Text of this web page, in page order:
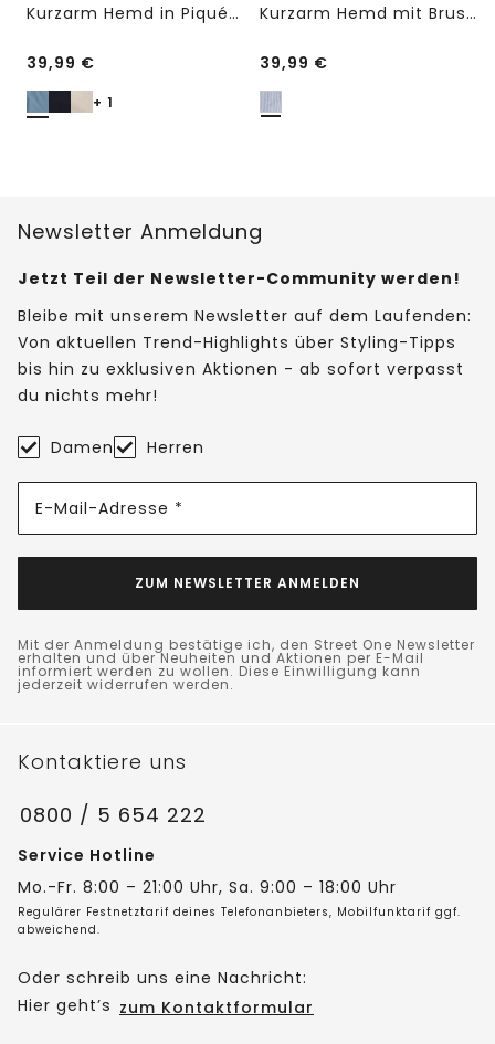
Kurzarm Hemd in Piqué-Qualität
39,99 €
+ 1
Kurzarm Hemd mit Brusttasche und Streifen
39,99 €
Newsletter Anmeldung
Jetzt Teil der Newsletter-Community werden!
Bleibe mit unserem Newsletter auf dem Laufenden:
Von aktuellen Trend-Highlights über Styling-Tipps
bis hin zu exklusiven Aktionen - ab sofort verpasst
du nichts mehr!
Damen Herren
E-Mail-Adresse *
ZUM NEWSLETTER ANMELDEN
Mit der Anmeldung bestätige ich, den Street One Newsletter
erhalten und über Neuheiten und Aktionen per E-Mail
informiert werden zu wollen. Diese Einwilligung kann
jederzeit widerrufen werden.
Kontaktiere uns
0800 / 5 654 222
Service Hotline
Mo.-Fr. 8:00 – 21:00 Uhr, Sa. 9:00 – 18:00 Uhr
Regulärer Festnetztarif deines Telefonanbieters, Mobilfunktarif ggf.
abweichend.
Oder schreib uns eine Nachricht:
Hier geht’s zum Kontaktformular